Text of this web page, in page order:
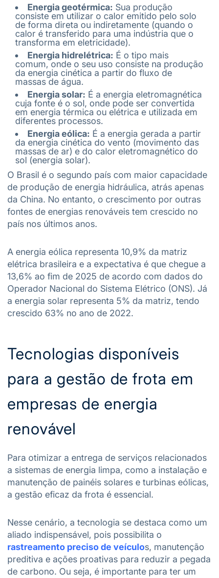
Energia geotérmica: Sua produção
consiste em utilizar o calor emitido pelo solo
de forma direta ou indiretamente (quando o
calor é transferido para uma indústria que o
transforma em eletricidade).
Energia hidrelétrica: É o tipo mais
comum, onde o seu uso consiste na produção
da energia cinética a partir do fluxo de
massas de água.
Energia solar: É a energia eletromagnética
cuja fonte é o sol, onde pode ser convertida
em energia térmica ou elétrica e utilizada em
diferentes processos.
Energia eólica: É a energia gerada a partir
da energia cinética do vento (movimento das
massas de ar) e do calor eletromagnético do
sol (energia solar).
O Brasil é o segundo país com maior capacidade
de produção de energia hidráulica, atrás apenas
da China. No entanto, o crescimento por outras
fontes de energias renováveis tem crescido no
país nos últimos anos.
A energia eólica representa 10,9% da matriz
elétrica brasileira e a expectativa é que chegue a
13,6% ao fim de 2025 de acordo com dados do
Operador Nacional do Sistema Elétrico (ONS). Já
a energia solar representa 5% da matriz, tendo
crescido 63% no ano de 2022.
Tecnologias disponíveis
para a gestão de frota em
empresas de energia
renovável
Para otimizar a entrega de serviços relacionados
a sistemas de energia limpa, como a instalação e
manutenção de painéis solares e turbinas eólicas,
a gestão eficaz da frota é essencial.
Nesse cenário, a tecnologia se destaca como um
aliado indispensável, pois possibilita o
rastreamento preciso de veículos, manutenção
preditiva e ações proativas para reduzir a pegada
de carbono. Ou seja, é importante para ter um